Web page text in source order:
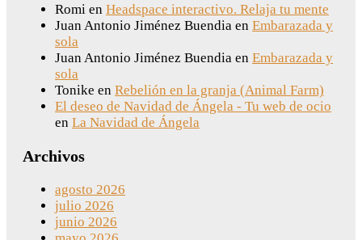
Romi en Headspace interactivo. Relaja tu mente
Juan Antonio Jiménez Buendia en Embarazada y
sola
Juan Antonio Jiménez Buendia en Embarazada y
sola
Tonike en Rebelión en la granja (Animal Farm)
El deseo de Navidad de Ángela - Tu web de ocio
en La Navidad de Ángela
Archivos
agosto 2026
julio 2026
junio 2026